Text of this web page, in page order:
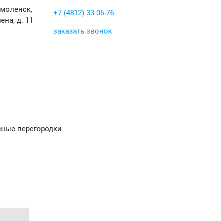
д. 11
+7 (4812) 33-06-76
заказать звонок
перегородки